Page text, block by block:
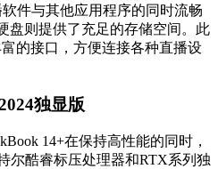
件与其他应用程序的同时流畅
盘则提供了充足的存储空间。此
的接口，方便连接各种直播设
独显版
14+在保持高性能的同时，
尔酷睿标压处理器和RTX系列独